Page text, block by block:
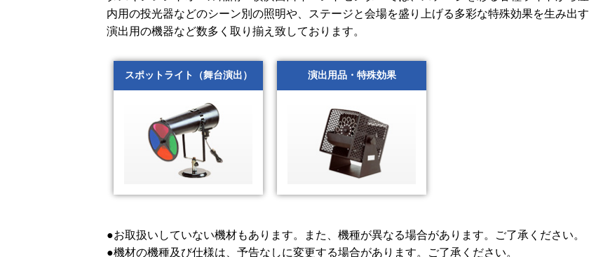
内用の投光器などのシーン別の照明や、ステージと会場を盛り上げる多彩な特殊効果を生み出す
演出用の機器など数多く取り揃え致しております。
スポットライト（舞台演出） 演出用品・特殊効果
●お取扱いしていない機材もあります。また、機種が異なる場合があります。ご了承ください。
●機材の機種及び仕様は、予告なしに変更する場合があります。ご了承ください。